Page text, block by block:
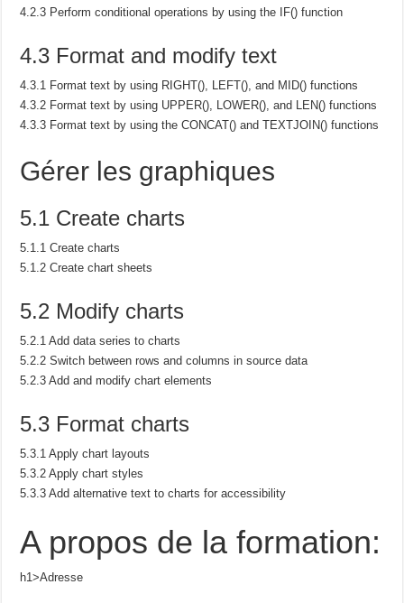
4.2.3 Perform conditional operations by using the IF() function
4.3 Format and modify text
4.3.1 Format text by using RIGHT(), LEFT(), and MID() functions
4.3.2 Format text by using UPPER(), LOWER(), and LEN() functions
4.3.3 Format text by using the CONCAT() and TEXTJOIN() functions
Gérer les graphiques
5.1 Create charts
5.1.1 Create charts
5.1.2 Create chart sheets
5.2 Modify charts
5.2.1 Add data series to charts
5.2.2 Switch between rows and columns in source data
5.2.3 Add and modify chart elements
5.3 Format charts
5.3.1 Apply chart layouts
5.3.2 Apply chart styles
5.3.3 Add alternative text to charts for accessibility
A propos de la formation:
h1>Adresse